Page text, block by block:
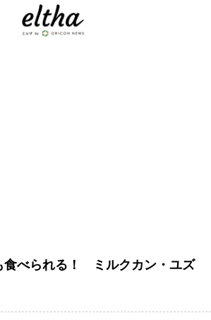
食べられる！ ミルクカン・ユズ